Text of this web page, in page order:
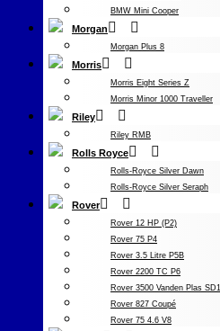
BMW Mini Cooper
Morgan
Morgan Plus 8
Morris
Morris Eight Series Z
Morris Minor 1000 Traveller
Riley
Riley RMB
Rolls Royce
Rolls-Royce Silver Dawn
Rolls-Royce Silver Seraph
Rover
Rover 12 HP (P2)
Rover 75 P4
Rover 3.5 Litre P5B
Rover 2200 TC P6
Rover 3500 Vanden Plas SD1
Rover 827 Coupé
Rover 75 4.6 V8